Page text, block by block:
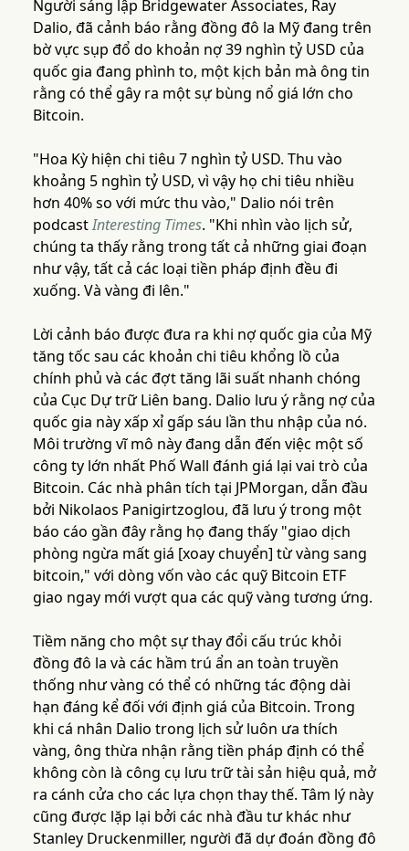
Người sáng lập Bridgewater Associates, Ray
Dalio, đã cảnh báo rằng đồng đô la Mỹ đang trên
bờ vực sụp đổ do khoản nợ 39 nghìn tỷ USD của
quốc gia đang phình to, một kịch bản mà ông tin
rằng có thể gây ra một sự bùng nổ giá lớn cho
Bitcoin.
"Hoa Kỳ hiện chi tiêu 7 nghìn tỷ USD. Thu vào
khoảng 5 nghìn tỷ USD, vì vậy họ chi tiêu nhiều
hơn 40% so với mức thu vào," Dalio nói trên
podcastInteresting Times. "Khi nhìn vào lịch sử,
chúng ta thấy rằng trong tất cả những giai đoạn
như vậy, tất cả các loại tiền pháp định đều đi
xuống. Và vàng đi lên."
Lời cảnh báo được đưa ra khi nợ quốc gia của Mỹ
tăng tốc sau các khoản chi tiêu khổng lồ của
chính phủ và các đợt tăng lãi suất nhanh chóng
của Cục Dự trữ Liên bang. Dalio lưu ý rằng nợ của
quốc gia này xấp xỉ gấp sáu lần thu nhập của nó.
Môi trường vĩ mô này đang dẫn đến việc một số
công ty lớn nhất Phố Wall đánh giá lại vai trò của
Bitcoin. Các nhà phân tích tại JPMorgan, dẫn đầu
bởi Nikolaos Panigirtzoglou, đã lưu ý trong một
báo cáo gần đây rằng họ đang thấy "giao dịch
phòng ngừa mất giá [xoay chuyển] từ vàng sang
bitcoin," với dòng vốn vào các quỹ Bitcoin ETF
giao ngay mới vượt qua các quỹ vàng tương ứng.
Tiềm năng cho một sự thay đổi cấu trúc khỏi
đồng đô la và các hầm trú ẩn an toàn truyền
thống như vàng có thể có những tác động dài
hạn đáng kể đối với định giá của Bitcoin. Trong
khi cá nhân Dalio trong lịch sử luôn ưa thích
vàng, ông thừa nhận rằng tiền pháp định có thể
không còn là công cụ lưu trữ tài sản hiệu quả, mở
ra cánh cửa cho các lựa chọn thay thế. Tâm lý này
cũng được lặp lại bởi các nhà đầu tư khác như
Stanley Druckenmiller, người đã dự đoán đồng đô